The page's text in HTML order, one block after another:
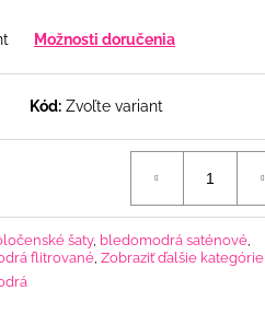
Možnosti doručenia
Kód: Zvoľte variant
šaty, bledomodrá saténové
flitrované Zobraziť ďalšie kategórie